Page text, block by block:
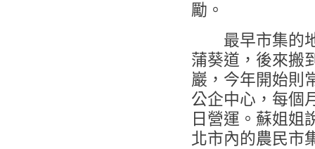
勵。
最早市集的
蒲葵道，後來搬
巖，今年開始則
公企中心，每個
日營運。蘇姐姐
北市內的農民市